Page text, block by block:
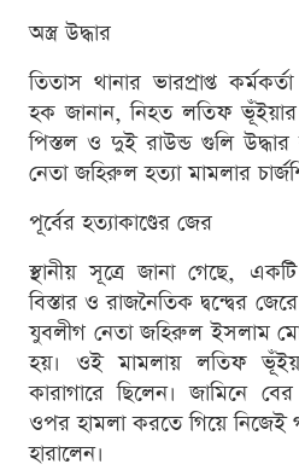
অস্ত্র উদ্ধার
তিতাস থানার ভারপ্রাপ্ত
হক জানান, নিহত লতিফ
পিস্তল ও দুই রাউন্ড গুলি
নেতা জহিরুল হত্যা মামলার
পূর্বের হত্যাকাণ্ডের জের
স্থানীয় সূত্রে জানা গেছে,
বিস্তার ও রাজনৈতিক দ্বন্দ্বের
যুবলীগ নেতা জহিরুল ইসলাম
হয়। ওই মামলায় লতিফ ভূঁইয়া
কারাগারে ছিলেন। জামিনে
ওপর হামলা করতে গিয়ে নিজেই
হারালেন।